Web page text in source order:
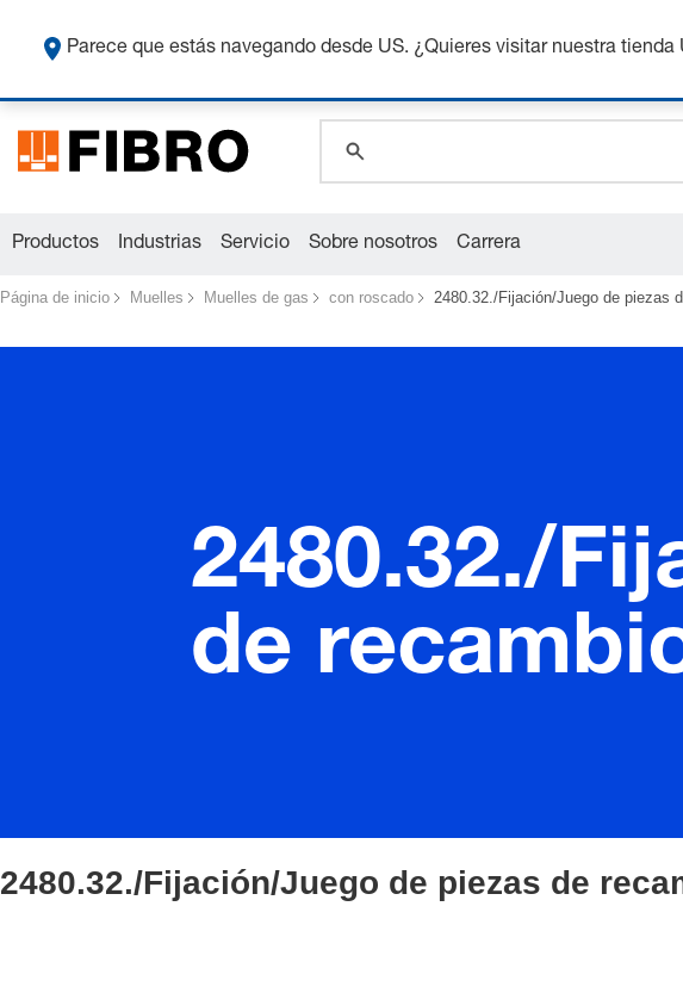
global.search.placeholder.name
global.search.placeholder.category
Productos Industrias Servicio Sobre nosotros Carrera
Página de inicio Muelles Muelles de gas con roscado 2480.32./Fijación/Juego de piezas
2480.32./
de
2480.32./Fijación/Juego de piezas de
Parece que estás navegando desde US. ¿Quieres visitar nuestra tienda